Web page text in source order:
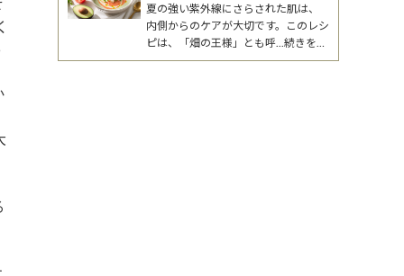
夏の強い紫外線にさらされた肌は、
内側からのケアが大切です。このレシ
ピは、「畑の王様」とも呼...続きを読
む